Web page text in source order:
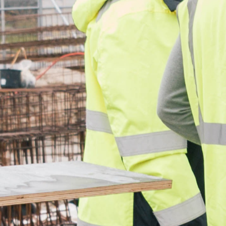
Succesverhaal
Mohamed Rida
“Bouwend aan de
toekomst: van
mutatieonderhoud
een groot